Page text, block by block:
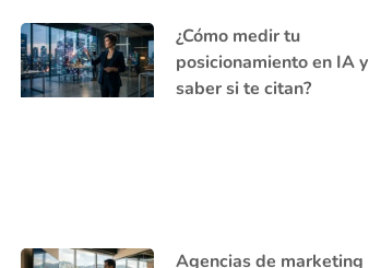
¿Cómo medir tu
posicionamiento en IA y
saber si te citan?
Agencias de marketing